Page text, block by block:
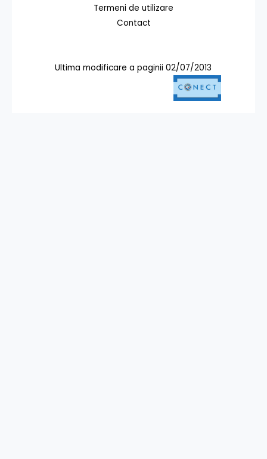
Termeni de utilizare
Contact
Ultima modificare a paginii 02/07/2013